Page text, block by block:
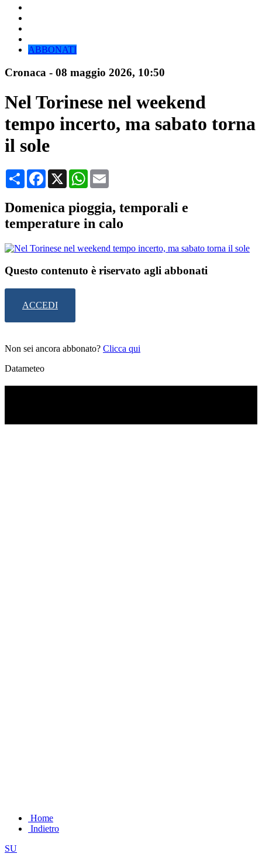
ABBONATI
Cronaca - 08 maggio 2026, 10:50
Nel Torinese nel weekend
tempo incerto, ma sabato torna
il sole
CondividiFacebook
X WhatsApp
Domenica pioggia, temporali e
temperature in calo
Questo contenuto è riservato agli abbonati
ACCEDI
Non sei ancora abbonato? Clicca qui
Datameteo
Home
Indietro
SU